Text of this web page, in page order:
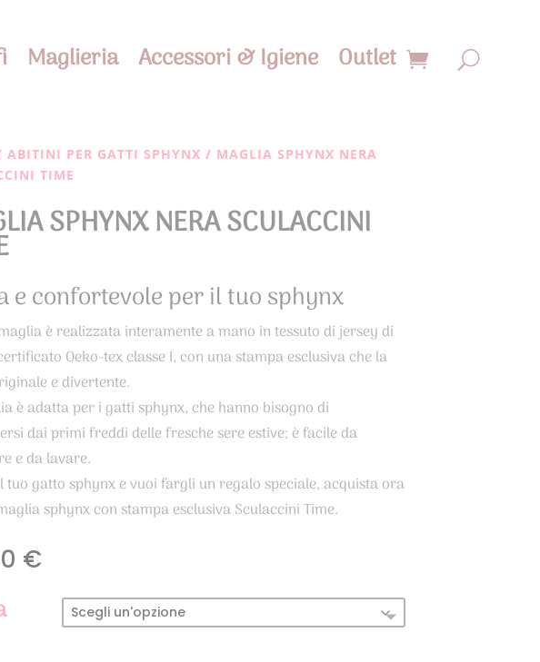
Maglieria Accessori & Igiene Outlet
ABITINI PER GATTI SPHYNX / MAGLIA SPHYNX NERA
TIME
SPHYNX NERA SCULACCINI
e confortevole per il tuo sphynx
è realizzata interamente a mano in tessuto di jersey di
Oeko-tex classe I, con una stampa esclusiva che la
e divertente.
è adatta per i gatti sphynx, che hanno bisogno di
dai primi freddi delle fresche sere estive; è facile da
e da lavare.
tuo gatto sphynx e vuoi fargli un regalo speciale, acquista ora
sphynx con stampa esclusiva Sculaccini Time.
€